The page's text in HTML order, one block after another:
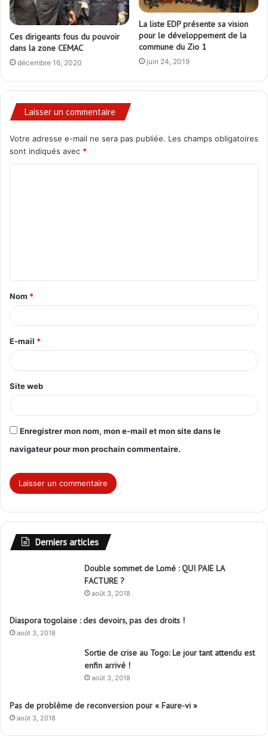
Ces dirigeants fous du pouvoir
dans la zone CEMAC
décembre 16, 2020
La liste EDP présente sa vision
pour le développement de la
commune du Zio 1
juin 24, 2019
Laisser un commentaire
Votre adresse e-mail ne sera pas publiée. Les champs obligatoires
sont indiqués avec *
t
a
e
*
Nom *
E-mail *
Site web
Enregistrer mon nom, mon e-mail et mon site dans le
navigateur pour mon prochain commentaire.
Derniers articles
Double sommet de Lomé : QUI PAIE LA
FACTURE ?
août 3, 2018
Diaspora togolaise : des devoirs, pas des droits !
août 3, 2018
Sortie de crise au Togo: Le jour tant attendu est
enfin arrivé !
août 3, 2018
Pas de problème de reconversion pour « Faure-vi »
août 3, 2018